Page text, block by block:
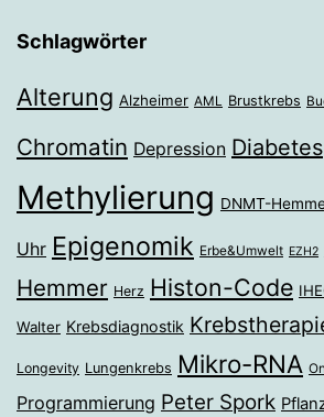
Schlagwörter
Alterung Alzheimer AML Brustkrebs
Chromatin Depression Diabetes
Methylierung DNMT-
Uhr Epigenomik Erbe&Umwelt EZH2
Hemmer Herz Histon-Code
Walter Krebsdiagnostik
Longevity Lungenkrebs Mikro-RNA
Programmierung Peter Spork